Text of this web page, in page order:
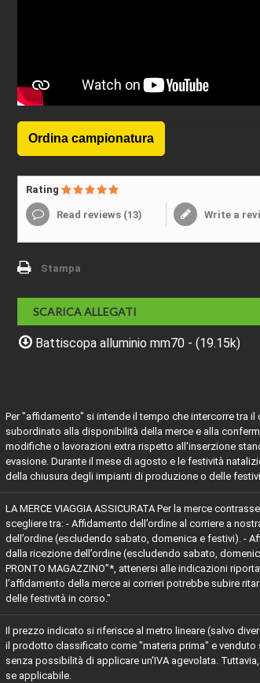
Rating
Read reviews (13) Write a
Stampa
SCARICA ALLEGATI
Battiscopa alluminio mm70 - (19.15k)
Per "affidamento" si intende il tempo che intercorre tra
subordinato alla disponibilità della merce e alla
modifiche o lavorazioni extra rispetto all'inserzione
evasione. Durante il mese di agosto e le festività
della chiusura degli impianti di produzione o delle
LA MERCE VIAGGIA ASSICURATA Per la merce
scegliere tra: - Affidamento dell’ordine al corriere a
dell’ordine (escludendo sabato, domenica e festivi). -
dalla ricezione dell’ordine (escludendo sabato,
PRONTO MAGAZZINO”*, attenersi alle indicazioni
l’affidamento della merce ai corrieri potrebbe subire
delle festività in corso."
Il prezzo indicato si riferisce al metro lineare (salvo
il prodotto classificato come "materia prima" e
senza possibilità di applicare un'IVA agevolata.
se applicabile.